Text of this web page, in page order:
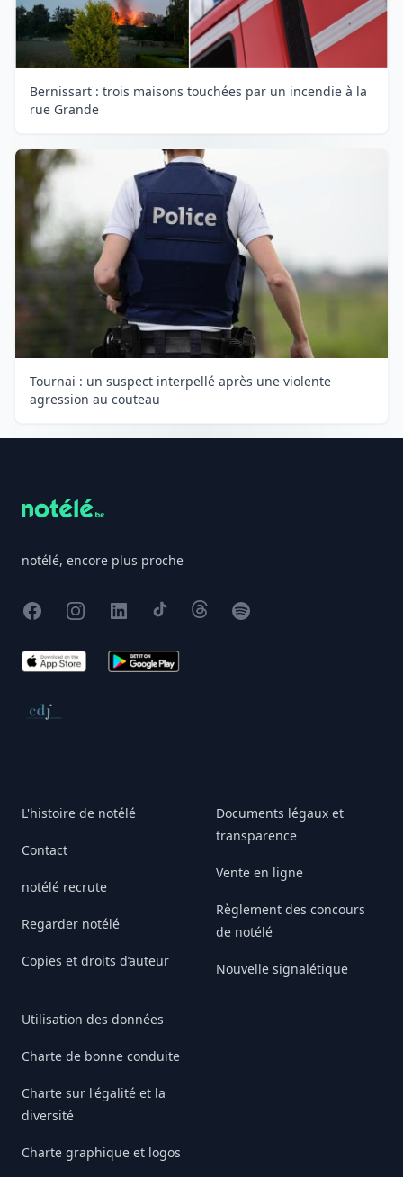
Bernissart : trois maisons touchées par un incendie à la
rue Grande
Tournai : un suspect interpellé après une violente
agression au couteau
notélé, encore plus proche
FacebookInstagram
X TikTokThreadsSpotify
App Store Google Play
Conseil de déontologie journalistique
L'histoire de notélé
Contact
notélé recrute
Regarder notélé
Copies et droits d’auteur
Utilisation des données
Charte de bonne conduite
Charte sur l'égalité et la
diversité
Charte graphique et logos
Documents légaux et
transparence
Vente en ligne
Règlement des concours
de notélé
Nouvelle signalétique